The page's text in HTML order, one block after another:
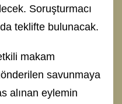
Soruşturmacı
teklifte bulunacak.
makam
savunmaya
alınan eylemin